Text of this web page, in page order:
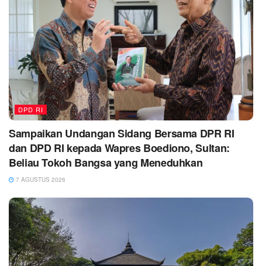
DPD RI
Sampaikan Undangan Sidang Bersama DPR RI
dan DPD RI kepada Wapres Boediono, Sultan:
Beliau Tokoh Bangsa yang Meneduhkan
7 AGUSTUS 2026